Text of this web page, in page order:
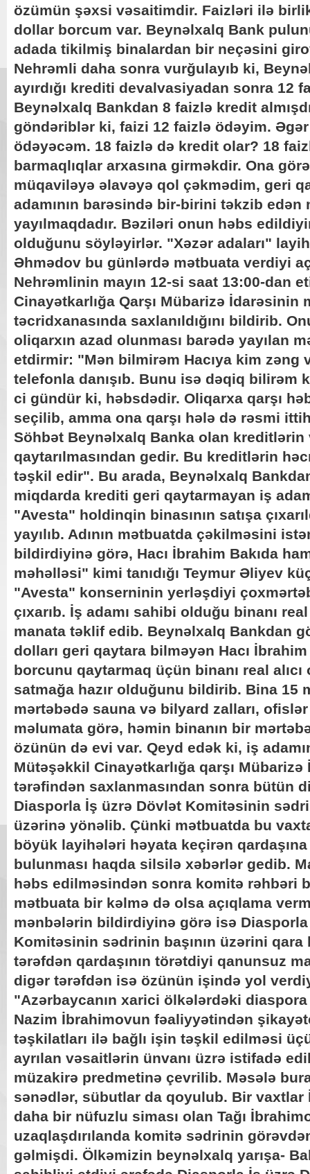
özümün şəxsi vəsaitimdir. Faizləri ilə
dollar borcum var. Beynəlxalq Bank
adada tikilmiş binalardan bir neçəsini
Nehrəmli daha sonra vurğulayıb ki,
ayırdığı krediti devalvasiyadan sonra 12
Beynəlxalq Bankdan 8 faizlə kredit
göndəriblər ki, faizi 12 faizlə ödəyim.
ödəyəcəm. 18 faizlə də kredit olar? 18
barmaqlıqlar arxasına girməkdir. Ona
müqaviləyə əlavəyə qol çəkmədim, geri
adamının barəsində bir-birini təkzib edən
yayılmaqdadır. Bəziləri onun həbs
olduğunu söyləyirlər. "Xəzər adaları"
Əhmədov bu günlərdə mətbuata verdiyi
Nehrəmlinin mayın 12-si saat 13:00-dan
Cinayətkarlığa Qarşı Mübarizə İdarəsinin
təcridxanasında saxlanıldığını bildirib.
oliqarxın azad olunması barədə yayılan
etdirmir: "Mən bilmirəm Hacıya kim zəng
telefonla danışıb. Bunu isə dəqiq bilirəm
ci gündür ki, həbsdədir. Oliqarxa qarşı
seçilib, amma ona qarşı hələ də rəsmi
Söhbət Beynəlxalq Banka olan kreditlərin
qaytarılmasından gedir. Bu kreditlərin
təşkil edir". Bu arada, Beynəlxalq
miqdarda krediti geri qaytarmayan iş
"Avesta" holdinqin binasının satışa
yayılıb. Adının mətbuatda çəkilməsini
bildirdiyinə görə, Hacı İbrahim Bakıda
məhəlləsi" kimi tanıdığı Teymur Əliyev
"Avesta" konserninin yerləşdiyi
çıxarıb. İş adamı sahibi olduğu binanı
manata təklif edib. Beynəlxalq Bankdan
dolları geri qaytara bilməyən Hacı
borcunu qaytarmaq üçün binanı real
satmağa hazır olduğunu bildirib. Bina 15
mərtəbədə sauna və bilyard zalları,
məlumata görə, həmin binanın bir
özünün də evi var. Qeyd edək ki, iş
Mütəşəkkil Cinayətkarlığa qarşı
tərəfindən saxlanmasından sonra bütün
Diasporla İş üzrə Dövlət Komitəsinin
üzərinə yönəlib. Çünki mətbuatda bu
böyük layihələri həyata keçirən
bulunması haqda silsilə xəbərlər gedib.
həbs edilməsindən sonra komitə rəhbəri
mətbuata bir kəlmə də olsa açıqlama
mənbələrin bildirdiyinə görə isə
Komitəsinin sədrinin başının üzərini qara
tərəfdən qardaşının törətdiyi qanunsuz
digər tərəfdən isə özünün işində yol
"Azərbaycanın xarici ölkələrdəki
Nazim İbrahimovun fəaliyyətindən
təşkilatları ilə bağlı işin təşkil edilməsi
ayrılan vəsaitlərin ünvanı üzrə istifadə
müzakirə predmetinə çevrilib. Məsələ
sənədlər, sübutlar da qoyulub. Bir
daha bir nüfuzlu siması olan Tağı
uzaqlaşdırılanda komitə sədrinin
gəlmişdi. Ölkəmizin beynəlxalq yarışa-